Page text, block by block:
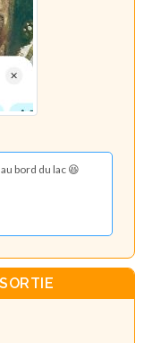
bord du lac 😆